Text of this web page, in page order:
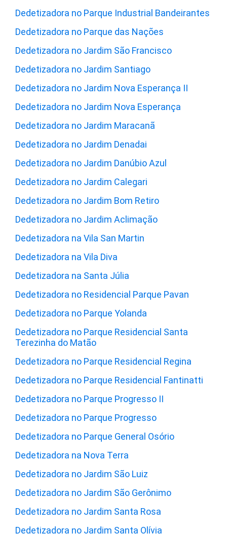
Dedetizadora no Parque Industrial Bandeirantes
Dedetizadora no Parque das Nações
Dedetizadora no Jardim São Francisco
Dedetizadora no Jardim Santiago
Dedetizadora no Jardim Nova Esperança II
Dedetizadora no Jardim Nova Esperança
Dedetizadora no Jardim Maracanã
Dedetizadora no Jardim Denadai
Dedetizadora no Jardim Danúbio Azul
Dedetizadora no Jardim Calegari
Dedetizadora no Jardim Bom Retiro
Dedetizadora no Jardim Aclimação
Dedetizadora na Vila San Martin
Dedetizadora na Vila Diva
Dedetizadora na Santa Júlia
Dedetizadora no Residencial Parque Pavan
Dedetizadora no Parque Yolanda
Dedetizadora no Parque Residencial Santa
Terezinha do Matão
Dedetizadora no Parque Residencial Regina
Dedetizadora no Parque Residencial Fantinatti
Dedetizadora no Parque Progresso II
Dedetizadora no Parque Progresso
Dedetizadora no Parque General Osório
Dedetizadora na Nova Terra
Dedetizadora no Jardim São Luiz
Dedetizadora no Jardim São Gerônimo
Dedetizadora no Jardim Santa Rosa
Dedetizadora no Jardim Santa Olívia